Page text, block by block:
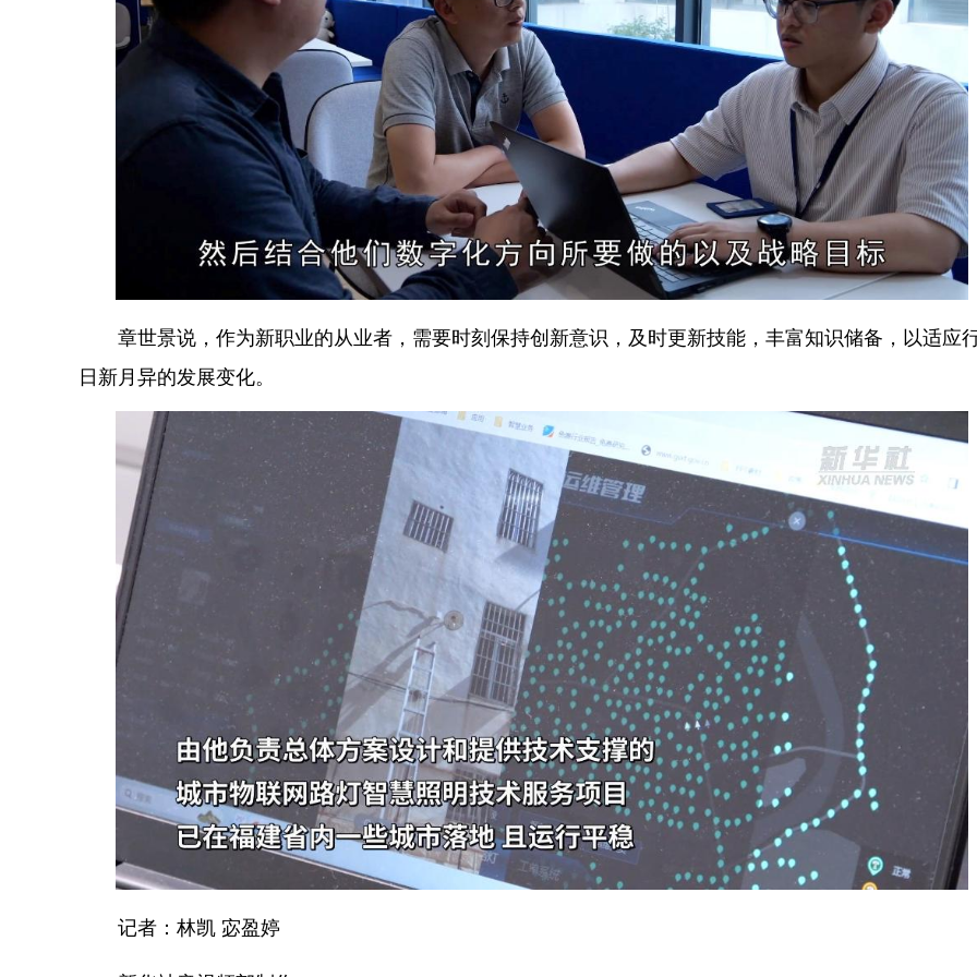
章世景说，作为新职业的从业者，需要时刻保持创新意识，及时更新技能，丰富知识储备，以适应
日新月异的发展变化。
记者：林凯 宓盈婷